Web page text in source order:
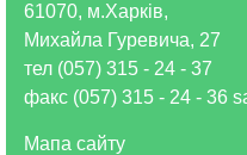
61070, м.Харків,
Михайла Гуревича, 27
тел (057) 315 - 24 - 37
факс (057) 315 - 24 - 36
Мапа сайту